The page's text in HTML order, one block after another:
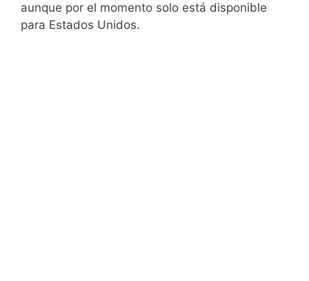
aunque por el momento solo está disponible
para Estados Unidos.